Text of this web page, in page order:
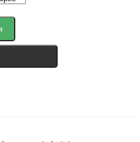
Lemon Lime aantal